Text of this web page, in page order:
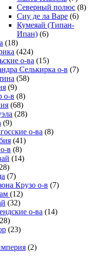
Северный полюс (8)
Сиу де ла Варе (6)
Кумеяай (Типан-
Ипан) (6)
(18)
(424)
о-ва (15)
Селькирка о-в (7)
(58)
(9)
о-в (8)
(68)
(28)
(9)
о-ва (8)
(41)
в (8)
(14)
(7)
Крузо о-в (7)
(12)
(32)
о-ва (14)
(23)
(2)